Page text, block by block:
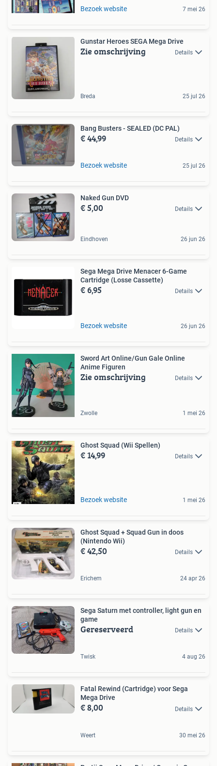
Bezoek website 7 mei 26
Gunstar Heroes SEGA Mega Drive
Zie omschrijving Details
Breda 25 jul 26
Bang Busters - SEALED (DC PAL)
€ 44,99 Details
Bezoek website 25 jul 26
Naked Gun DVD
€ 5,00 Details
Eindhoven 26 jun 26
Sega Mega Drive Menacer 6-Game
Cartridge (Losse Cassette)
€ 6,95 Details
Bezoek website 26 jun 26
Sword Art Online/Gun Gale Online
Anime Figuren
Zie omschrijving Details
Zwolle 1 mei 26
Ghost Squad (Wii Spellen)
€ 14,99 Details
Bezoek website 1 mei 26
Ghost Squad + Squad Gun in doos
(Nintendo Wii)
€ 42,50 Details
Erichem 24 apr 26
Sega Saturn met controller, light gun en
game
Gereserveerd Details
Twisk 4 aug 26
Fatal Rewind (Cartridge) voor Sega
Mega Drive
€ 8,00 Details
Weert 30 mei 26